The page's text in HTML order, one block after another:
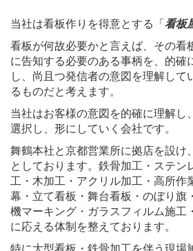
当社は看板作りを得意とする「 看板
看板が何故必要かと言えば、その看
に告知する必要のある事柄を、的確
し、尚且つ発信者の意図を理解して
るものだと考えます。
当社はお客様の意図を的確に理解し
選択し、形にしていく会社です。
舞鶴本社と京都営業所に拠店を設け
としております。鉄骨加工・ステン
工・木加工・アクリル加工・高所作
幕・立て看板・舞台看板・のぼり旗
機マーキング・ガラスフィルム施工
に応える体制を整えております。
特に大型看板・鉄骨加工を伴う現場